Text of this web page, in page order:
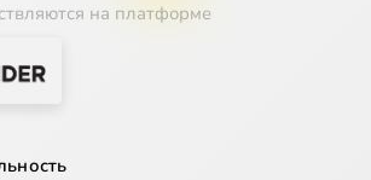
на платформе